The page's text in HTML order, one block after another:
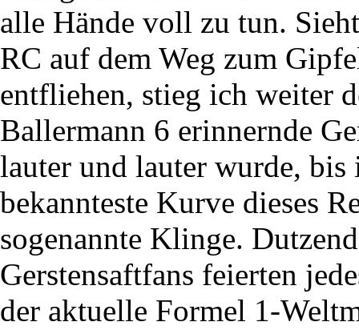
alle Hände voll zu tun.
RC auf dem Weg zum
entfliehen, stieg ich weiter
Ballermann 6 erinnernde
lauter und lauter wurde,
bekannteste Kurve dieses
sogenannte Klinge.
Gerstensaftfans feierten
der aktuelle Formel 1-